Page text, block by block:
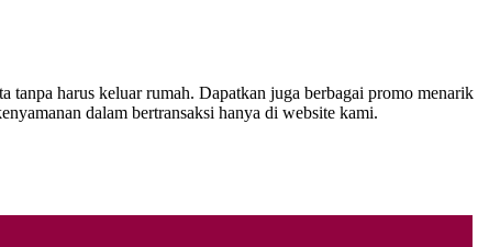
tanpa harus keluar rumah. Dapatkan juga berbagai promo menarik
dalam bertransaksi hanya di website kami.